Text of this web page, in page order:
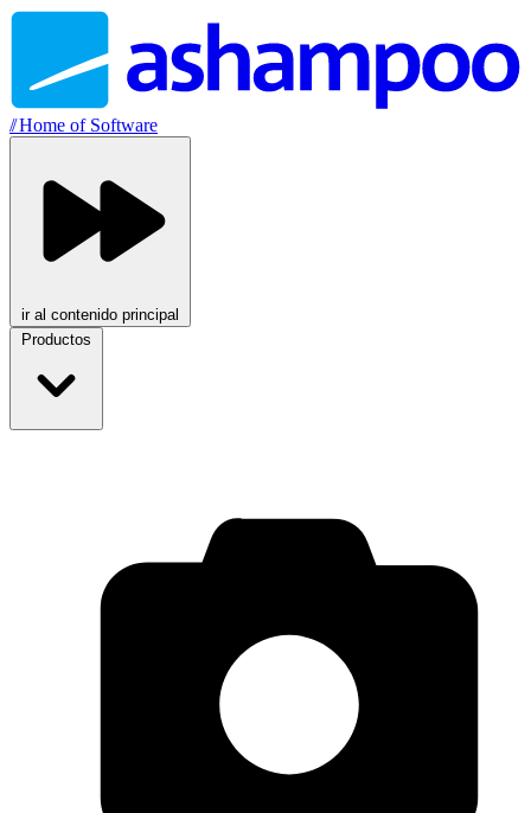
//Home of Software
ir al contenido principal
Productos